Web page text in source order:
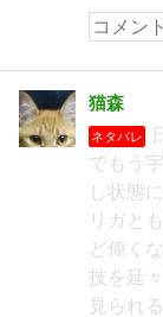
猫森
ネタバレ
でもう
し状態
リガと
ど偉く
技を延
見られ